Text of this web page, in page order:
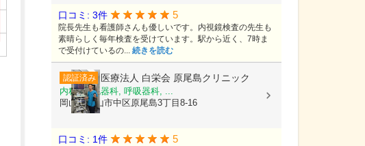
口コミ: 3件 5
院長先生も看護師さんも優しいです。内視鏡検査の先生も
素晴らしく毎年検査を受けています。駅から近く、7時ま
で受付けているの... 続きを読む
認証済み 医療法人 白栄会 原尾島クリニック
内科, 消化器科, 呼吸器科, ...
岡山県岡山市中区原尾島3丁目8-16
口コミ: 1件 5